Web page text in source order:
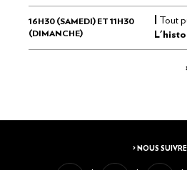
16H30 (SAMEDI) ET 11H30
(DIMANCHE)
Tout
> NOUS SUIVRE